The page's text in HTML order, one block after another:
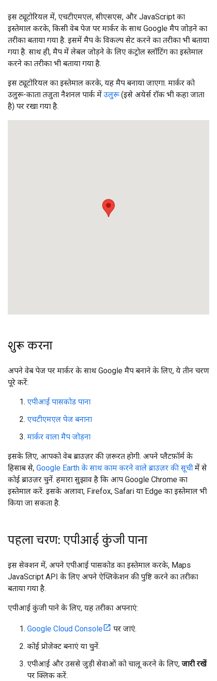
इस ट्यूटोरियल में, एचटीएमएल, सीएसएस, और JavaScript का
इस्तेमाल करके, किसी वेब पेज पर मार्कर के साथ Google मैप जोड़ने का
तरीका बताया गया है. इसमें मैप के विकल्प सेट करने का तरीका भी बताया
गया है. साथ ही, मैप में लेबल जोड़ने के लिए कंट्रोल स्लॉटिंग का इस्तेमाल
करने का तरीका भी बताया गया है.
इस ट्यूटोरियल का इस्तेमाल करके, यह मैप बनाया जाएगा. मार्कर को
उलुरू-काता तजुता नैशनल पार्क में उलुरू(इसे अयेर्स रॉक भी कहा जाता
है) पर रखा गया है.
शुरू करना
अपने वेब पेज पर मार्कर के साथ Google मैप बनाने के लिए, ये तीन चरण
पूरे करें:
एपीआई पासकोड पाना
एचटीएमएल पेज बनाना
मार्कर वाला मैप जोड़ना
इसके लिए, आपको वेब ब्राउज़र की ज़रूरत होगी. अपने प्लैटफ़ॉर्म के
हिसाब से, Google Earth के साथ काम करने वाले ब्राउज़र की सूची में से
कोई ब्राउज़र चुनें. हमारा सुझाव है कि आप Google Chrome का
इस्तेमाल करें. इसके अलावा, Firefox, Safari या Edge का इस्तेमाल भी
किया जा सकता है.
पहला चरण: एपीआई कुंजी पाना
इस सेक्शन में, अपने एपीआई पासकोड का इस्तेमाल करके, Maps
JavaScript API के लिए अपने ऐप्लिकेशन की पुष्टि करने का तरीका
बताया गया है.
एपीआई कुंजी पाने के लिए, यह तरीका अपनाएं:
Google Cloud Console
पर जाएं.
कोई प्रोजेक्ट बनाएं या चुनें.
एपीआई और उससे जुड़ी सेवाओं को चालू करने के लिए, जारी रखें
पर क्लिक करें.